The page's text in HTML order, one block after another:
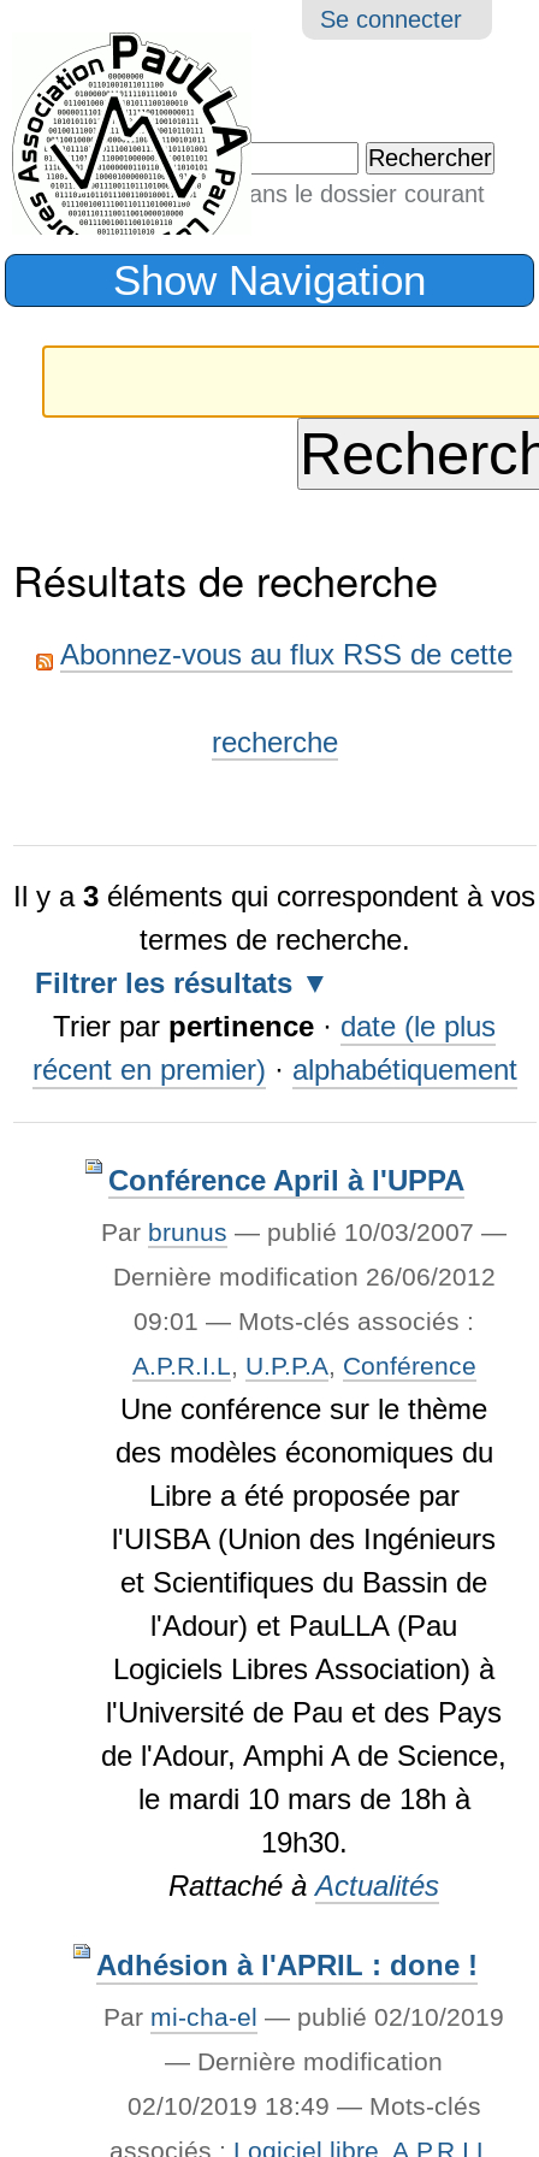
Outils
Se connecter
Chercher par
Seulement dans le dossier courant
Recherche
Show Navigation
Résultats de recherche
Abonnez-vous au flux RSS de cette
recherche
Il y a3 éléments qui correspondent à vos
termes de recherche.
Filtrer les résultats
Trier par pertinence · date (le plus
récent en premier) · alphabétiquement
Conférence April à l'UPPA
Par brunus — publié 10/03/2007—
Dernière modification 26/06/2012
09:01— Mots-clés associés :
A.P.R.I.L, U.P.P.A, Conférence
Une conférence sur le thème
des modèles économiques du
Libre a été proposée par
l'UISBA (Union des Ingénieurs
et Scientifiques du Bassin de
l'Adour) et PauLLA (Pau
Logiciels Libres Association) à
l'Université de Pau et des Pays
de l'Adour, Amphi A de Science,
le mardi 10 mars de 18h à
19h30.
Rattaché à Actualités
Adhésion à l'APRIL : done !
Par mi-cha-el — publié 02/10/2019
— Dernière modification
02/10/2019 18:49 — Mots-clés
associés : Logiciel libre A.P.R.I.L